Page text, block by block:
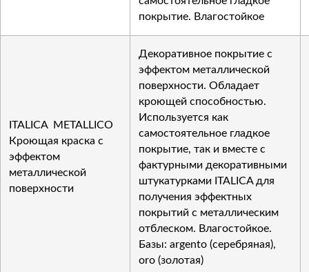
покрытие. Влагостойкое
ITALICA METALLICO
Кроющая краска с
эффектом
металлической
поверхности
Декоративное покрытие с
эффектом металлической
поверхности. Обладает
кроющей способностью.
Используется как
самостоятельное гладкое
покрытие, так и вместе с
фактурными декоративными
штукатурками ITALICA для
получения эффектных
покрытий с металлическим
отблеском. Влагостойкое.
Базы: argento (серебряная),
oro (золотая)